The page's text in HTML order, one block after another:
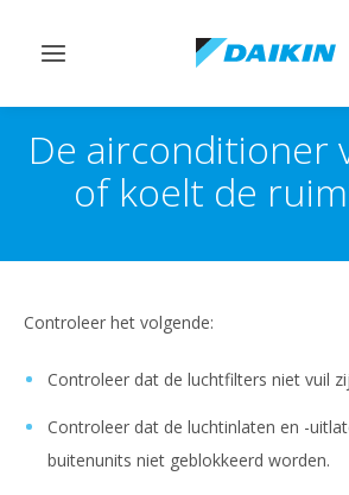
Navigatie
De airconditioner
of koelt de
Controleer het volgende:
Controleer dat de luchtfilters niet vuil
Controleer dat de luchtinlaten en -
buitenunits niet geblokkeerd worden.